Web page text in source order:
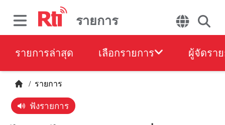
รายการ
รายการล่าสุด เลือกรายการ ผู้จัดรา
/ รายการ
ฟังรายการ